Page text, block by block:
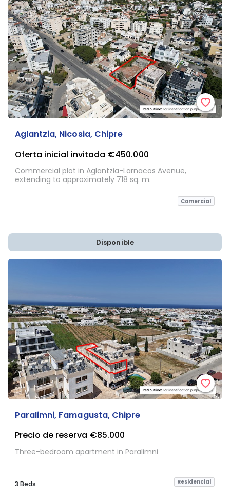
Aglantzia, Nicosia, Chipre
Oferta inicial invitada €450.000
Commercial plot in Aglantzia-Larnacos Avenue,
extending to approximately 718 sq. m.
Comercial
Disponible
Paralimni, Famagusta, Chipre
Precio de reserva €85.000
Three-bedroom apartment in Paralimni
3 Beds Residencial